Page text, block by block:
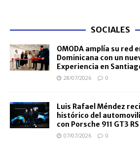
SOCIALES
OMODA amplía su red
Dominicana con un
Experiencia en
28/07/2026 0
Luis Rafael Méndez
histórico del
con Porsche 911 GT3
07/07/2026 0